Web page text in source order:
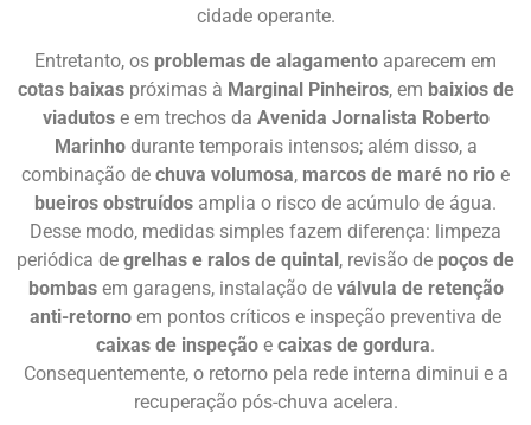
cidade operante.
Entretanto, os problemas de alagamento aparecem em
cotas baixaspróximas à Marginal Pinheiros, em baixios de
viadutose em trechos da Avenida Jornalista Roberto
Marinhodurante temporais intensos; além disso, a
combinação de chuva volumosa, marcos de maré no rio e
bueiros obstruídos amplia o risco de acúmulo de água.
Desse modo, medidas simples fazem diferença: limpeza
periódica de grelhas e ralos de quintal , revisão de poços de
bombasem garagens, instalação de válvula de retenção
anti-retorno em pontos críticos e inspeção preventiva de
caixas de inspeção e caixas de gordura.
Consequentemente, o retorno pela rede interna diminui e a
recuperação pós-chuva acelera.